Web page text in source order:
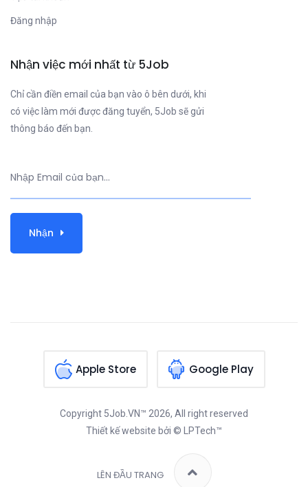
Đăng nhập
Nhận việc mới nhất từ 5Job
Chỉ cần điền email của bạn vào ô bên dưới, khi
có việc làm mới được đăng tuyển, 5Job sẽ gửi
thông báo đến bạn.
Nhận
Apple Store Google Play
Copyright 5Job.VN™ 2026, All right reserved
Thiết kế website bởi © LPTech™
LÊN ĐẦU TRANG